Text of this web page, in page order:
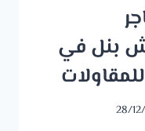
بنل في
28/